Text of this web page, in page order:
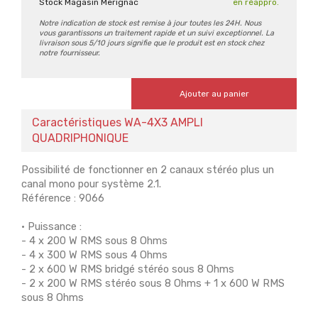
Notre indication de stock est remise à jour toutes les 24H. Nous
vous garantissons un traitement rapide et un suivi exceptionnel. La
livraison sous 5/10 jours signifie que le produit est en stock chez
notre fournisseur.
Ajouter au panier
Caractéristiques WA-4X3 AMPLI
QUADRIPHONIQUE
Possibilité de fonctionner en 2 canaux stéréo plus un
canal mono pour système 2.1.
Référence : 9066
• Puissance :
- 4 x 200 W RMS sous 8 Ohms
- 4 x 300 W RMS sous 4 Ohms
- 2 x 600 W RMS bridgé stéréo sous 8 Ohms
- 2 x 200 W RMS stéréo sous 8 Ohms + 1 x 600 W RMS
sous 8 Ohms